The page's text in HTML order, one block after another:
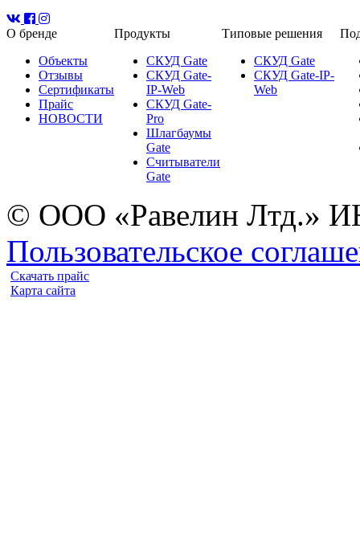
О бренде Продукты Типовые решения
Объекты
Отзывы
Сертификаты
Прайс
НОВОСТИ
СКУД Gate
СКУД Gate-
IP-Web
СКУД Gate-
Pro
Шлагбаумы
Gate
Считыватели
Gate
СКУД Gate
СКУД Gate-IP-
Web
© ООО «Равелин Лтд.»
Пользовательское
Скачать прайс
Карта сайта